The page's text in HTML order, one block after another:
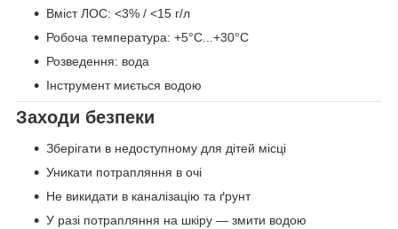
Вміст ЛОС: <3% / <15 г/л
Робоча температура: +5°C...+30°C
Розведення: вода
Інструмент миється водою
Заходи безпеки
Зберігати в недоступному для дітей місці
Уникати потрапляння в очі
Не викидати в каналізацію та ґрунт
У разі потрапляння на шкіру — змити водою